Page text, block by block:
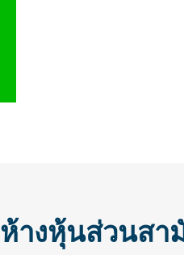
ห้างหุ้นส่วนส